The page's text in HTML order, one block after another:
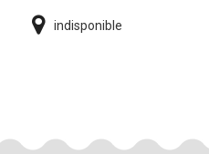
indisponible